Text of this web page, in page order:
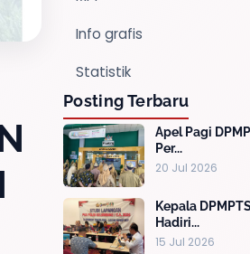
Info grafis
Statistik
Posting Terbaru
Apel Pagi
Per...
20 Jul 2026
Kepala
Hadiri...
15 Jul 2026